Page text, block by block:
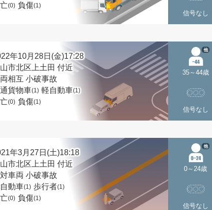
(0) 負傷(1)
信号なし
年10月28日(金)17:28
市北区上土田 付近
相互 小破事故
貨物車(1) 軽自動車(1)
(0) 負傷(1)
35～44歳
他
信号なし
年3月27日(土)18:18
市北区上土田 付近
対車両 小破事故
動車(1) 歩行者(1)
(0) 負傷(1)
0～24歳
他
信号なし